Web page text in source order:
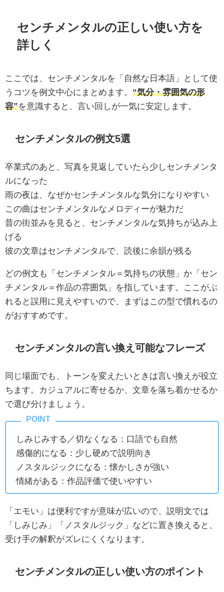
センチメンタルの正しい使い方を
詳しく
ここでは、センチメンタルを「自然な日本語」として使
うコツを例文中心にまとめます。 “気分・雰囲気の形
容”を意識すると、言い回しが一気に安定します。
センチメンタルの例文5選
卒業式のあと、写真を見返していたら少しセンチメンタ
ルになった
雨の夜は、なぜかセンチメンタルな気分になりやすい
この曲はセンチメンタルなメロディーが魅力だ
昔の街並みを見ると、センチメンタルな気持ちが込み上
げる
彼の文章はセンチメンタルで、読後に余韻が残る
どの例文も「センチメンタル＝気持ちの状態」か「セン
チメンタル＝作品の雰囲気」を指しています。ここがぶ
れると誤用に見えやすいので、まずはこの型で慣れるの
がおすすめです。
センチメンタルの言い換え可能なフレーズ
同じ場面でも、トーンを変えたいときは言い換えが役立
ちます。カジュアルに寄せるか、文章を落ち着かせるか
で選び分けましょう。
しみじみする／切なくなる：口語でも自然
感傷的になる：少し硬めで説明向き
ノスタルジックになる：懐かしさが強い
情緒がある：作品評価で使いやすい
「エモい」は便利ですが意味が広いので、説明文では
「しみじみ」「ノスタルジック」などに置き換えると、
受け手の解釈がズレにくくなります。
センチメンタルの正しい使い方のポイント